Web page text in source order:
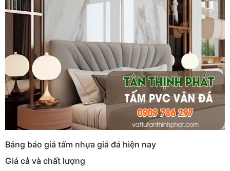
Bảng báo giá tấm nhựa giả đá hiện nay
Giá cả và chất lượng